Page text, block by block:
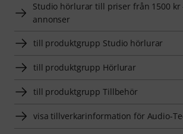
Studio hörlurar till priser från 1500 kr
annonser
till produktgrupp Studio hörlurar
till produktgrupp Hörlurar
till produktgrupp Tillbehör
visa tillverkarinformation för Audio-